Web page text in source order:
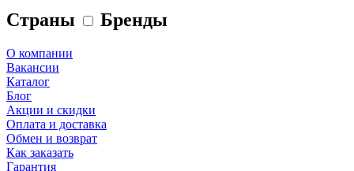
Страны Бренды
О компании
Вакансии
Каталог
Блог
Акции и скидки
Оплата и доставка
Обмен и возврат
Как заказать
Гарантия